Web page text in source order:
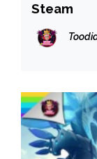
Steam